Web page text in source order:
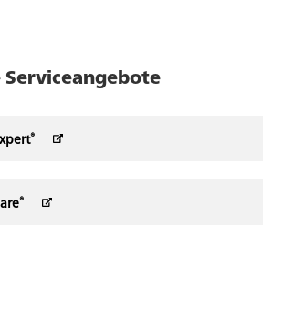
Serviceangebote
®
®